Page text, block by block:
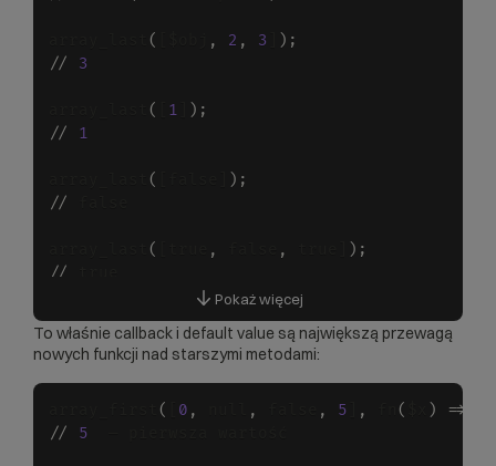
( , 2 , 3 ) ;
// 3
( 1 ) ;
// 1
( ) ;
//
( , , ) ;
//
Pokaż więcej
Przykłady użycia callbacków i wartości domyślnej
To właśnie callback i default value są największą przewagą
nowych funkcji nad starszymi metodami:
( 0 , , , 5 , ( ) =>
// 5